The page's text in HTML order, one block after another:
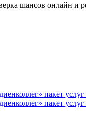
шансов онлайн и